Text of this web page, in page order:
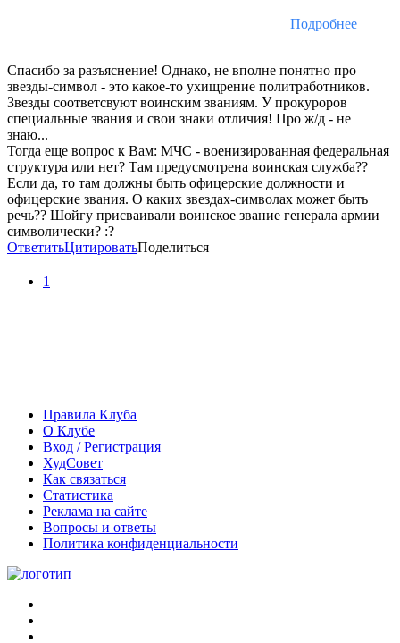
Подробнее
Спасибо за разъяснение! Однако, не вполне понятно про
звезды-символ - это какое-то ухищрение политработников.
Звезды соответсвуют воинским званиям. У прокуроров
специальные звания и свои знаки отличия! Про ж/д - не
знаю...
Тогда еще вопрос к Вам: МЧС - военизированная федеральная
структура или нет? Там предусмотрена воинская служба??
Если да, то там должны быть офицерские должности и
офицерские звания. О каких звездах-символах может быть
речь?? Шойгу присваивали воинское звание генерала армии
символически? :?
ОтветитьЦитироватьПоделиться
1
Правила Клуба
О Клубе
Вход / Регистрация
ХудСовет
Как связаться
Статистика
Реклама на сайте
Вопросы и ответы
Политика конфиденциальности